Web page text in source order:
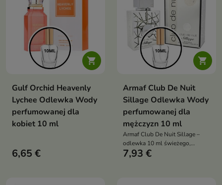

Gulf Orchid Heavenly
Lychee Odlewka Wody
perfumowanej dla
kobiet 10 ml
6,65 €

Armaf Club De Nuit
Sillage Odlewka Wody
perfumowanej dla
mężczyzn 10 ml
Armaf Club De Nuit Sillage –
odlewka 10 ml świeżego,
eleganckiego męskiego zapachu,
7,93 €